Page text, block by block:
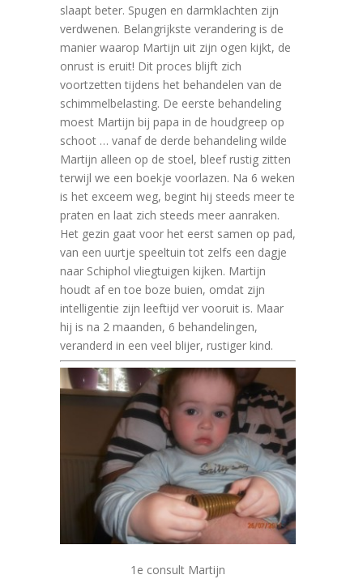
slaapt beter. Spugen en darmklachten zijn
verdwenen. Belangrijkste verandering is de
manier waarop Martijn uit zijn ogen kijkt, de
onrust is eruit! Dit proces blijft zich
voortzetten tijdens het behandelen van de
schimmelbelasting. De eerste behandeling
moest Martijn bij papa in de houdgreep op
schoot … vanaf de derde behandeling wilde
Martijn alleen op de stoel, bleef rustig zitten
terwijl we een boekje voorlazen. Na 6 weken
is het exceem weg, begint hij steeds meer te
praten en laat zich steeds meer aanraken.
Het gezin gaat voor het eerst samen op pad,
van een uurtje speeltuin tot zelfs een dagje
naar Schiphol vliegtuigen kijken. Martijn
houdt af en toe boze buien, omdat zijn
intelligentie zijn leeftijd ver vooruit is. Maar
hij is na 2 maanden, 6 behandelingen,
veranderd in een veel blijer, rustiger kind.
1e consult Martijn